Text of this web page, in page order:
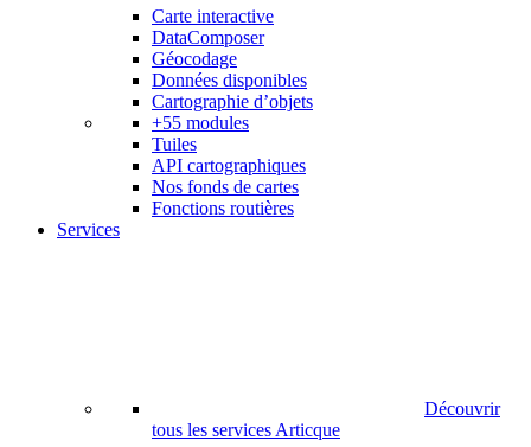
Carte interactive
DataComposer
Géocodage
Données disponibles
Cartographie d’objets
+55 modules
Tuiles
API cartographiques
Nos fonds de cartes
Fonctions routières
Services
Découvrir
tous les services Articque